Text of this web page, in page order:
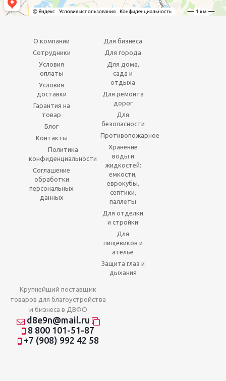
О компании
Сотрудники
Условия
оплаты
Условия
доставки
Гарантия на
товар
Блог
Контакты
Политика
конфиденциальности
Соглашение
обработки
персональных
данных
Для бизнеса
Для города
Для дома,
сада и
отдыха
Для ремонта
дорог
Для
безопасности
Противопожарное
Хранение
воды и
жидкостей:
емкости,
еврокубы,
септики,
паллеты
Для отделки
и стройки
Для
пищевиков и
ателье
Защита глаз и
дыхания
Крупнейший поставщик
товаров для благоустройства
и бизнеса в ДВФО
d8e9n@mail.ru
8 800 101-51-87
+7 (908) 992 42 58